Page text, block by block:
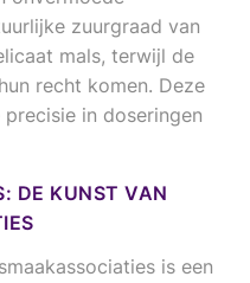
zuurgraad van
mals, terwijl de
recht komen. Deze
in doseringen
DE KUNST VAN
is een